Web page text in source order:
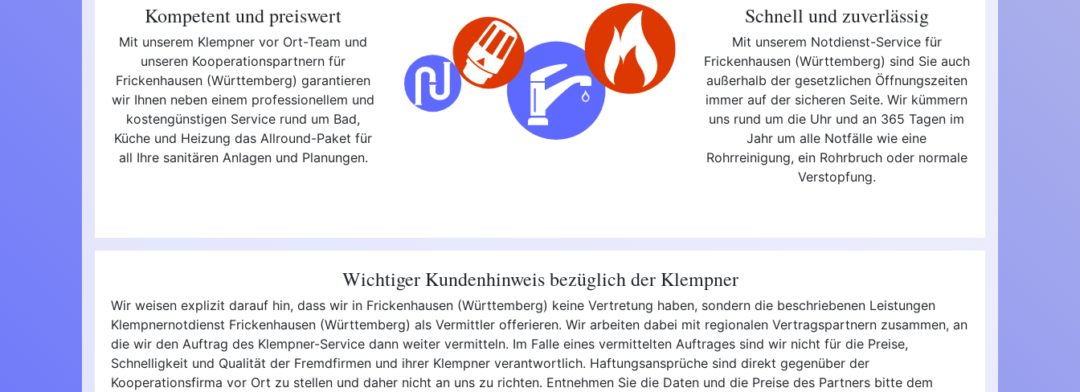
Kompetent und preiswert
Mit unserem Klempner vor Ort-Team und
unseren Kooperationspartnern für
Frickenhausen (Württemberg) garantieren
wir Ihnen neben einem professionellem und
kostengünstigen Service rund um Bad,
Küche und Heizung das Allround-Paket für
all Ihre sanitären Anlagen und Planungen.
Schnell und zuverlässig
Mit unserem Notdienst-Service für
Frickenhausen (Württemberg) sind Sie auch
außerhalb der gesetzlichen Öffnungszeiten
immer auf der sicheren Seite. Wir kümmern
uns rund um die Uhr und an 365 Tagen im
Jahr um alle Notfälle wie eine
Rohrreinigung, ein Rohrbruch oder normale
Verstopfung.
Wichtiger Kundenhinweis bezüglich der Klempner
Wir weisen explizit darauf hin, dass wir in Frickenhausen (Württemberg) keine Vertretung haben, sondern die beschriebenen Leistungen
Klempnernotdienst Frickenhausen (Württemberg) als Vermittler offerieren. Wir arbeiten dabei mit regionalen Vertragspartnern zusammen, an
die wir den Auftrag des Klempner-Service dann weiter vermitteln. Im Falle eines vermittelten Auftrages sind wir nicht für die Preise,
Schnelligkeit und Qualität der Fremdfirmen und ihrer Klempner verantwortlich. Haftungsansprüche sind direkt gegenüber der
Kooperationsfirma vor Ort zu stellen und daher nicht an uns zu richten. Entnehmen Sie die Daten und die Preise des Partners bitte dem